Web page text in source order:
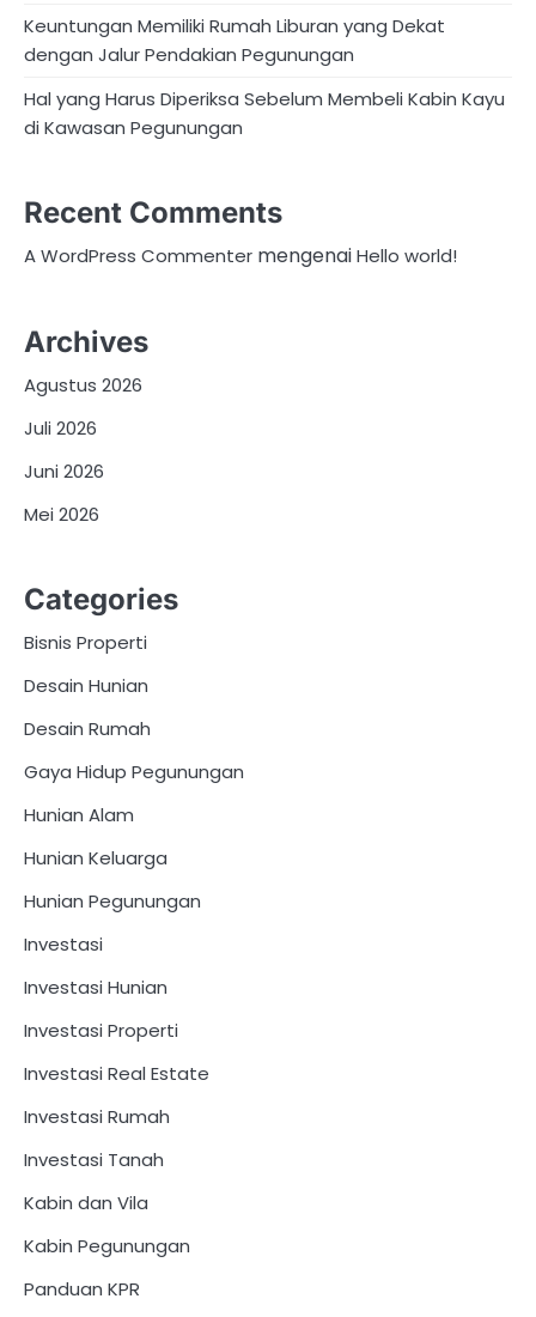
Keuntungan Memiliki Rumah Liburan yang Dekat
dengan Jalur Pendakian Pegunungan
Hal yang Harus Diperiksa Sebelum Membeli Kabin Kayu
di Kawasan Pegunungan
Recent Comments
A WordPress Commenter mengenaiHello world!
Archives
Agustus 2026
Juli 2026
Juni 2026
Mei 2026
Categories
Bisnis Properti
Desain Hunian
Desain Rumah
Gaya Hidup Pegunungan
Hunian Alam
Hunian Keluarga
Hunian Pegunungan
Investasi
Investasi Hunian
Investasi Properti
Investasi Real Estate
Investasi Rumah
Investasi Tanah
Kabin dan Vila
Kabin Pegunungan
Panduan KPR